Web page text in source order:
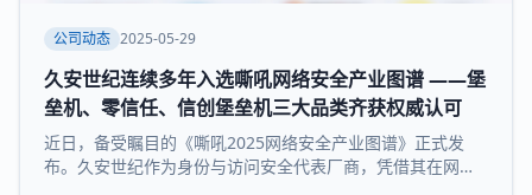
公司动态 2025-05-29
久安世纪连续多年入选嘶吼网络安全产业图谱 ——堡
垒机、零信任、信创堡垒机三大品类齐获权威认可
近日，备受瞩目的《嘶吼2025网络安全产业图谱》正式发
布。久安世纪作为身份与访问安全代表厂商，凭借其在网络